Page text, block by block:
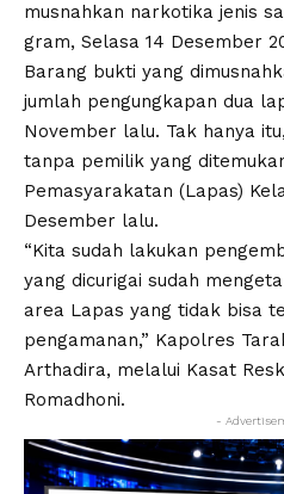
musnahkan narkotika jenis
gram, Selasa 14 Desember
Barang bukti yang
jumlah pengungkapan dua
November lalu. Tak hanya
tanpa pemilik yang
Pemasyarakatan (Lapas)
Desember lalu.
“Kita sudah lakukan
yang dicurigai sudah
area Lapas yang tidak bisa
pengamanan,” Kapolres
Arthadira, melalui Kasat
Romadhoni.
-